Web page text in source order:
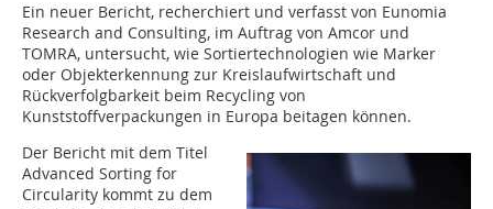
Ein neuer Bericht, recherchiert und verfasst von Eunomia
Research and Consulting, im Auftrag von Amcor und
TOMRA, untersucht, wie Sortiertechnologien wie Marker
oder Objekterkennung zur Kreislaufwirtschaft und
Rückverfolgbarkeit beim Recycling von
Kunststoffverpackungen in Europa beitagen können.
Der Bericht mit dem Titel
Advanced Sorting for
Circularity kommt zu dem